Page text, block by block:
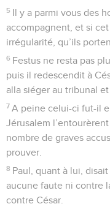
5 Il y a parmi vous des
accompagnent, et si
irrégularité, qu’ils
6 Festus ne resta pas
puis il redescendit à
alla siéger au tribunal
7 A peine celui-ci fut-il
Jérusalem
nombre de graves
prouver.
8 Paul, quant à lui,
aucune faute ni contre
contre César.